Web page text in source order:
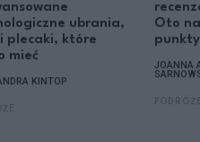
ubrania,
plecaki, które
mieć
KINTOP
Oto
JOANNA